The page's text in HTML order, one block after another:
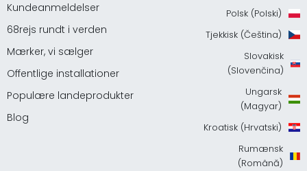
Kundeanmeldelser
68rejs rundt i verden
Mærker, vi sælger
Offentlige installationer
Populære landeprodukter
Blog
Polsk (Polski)
Tjekkisk (Čeština)
Slovakisk
(Slovenčina)
Ungarsk
(Magyar)
Kroatisk (Hrvatski)
Rumænsk
(Română)